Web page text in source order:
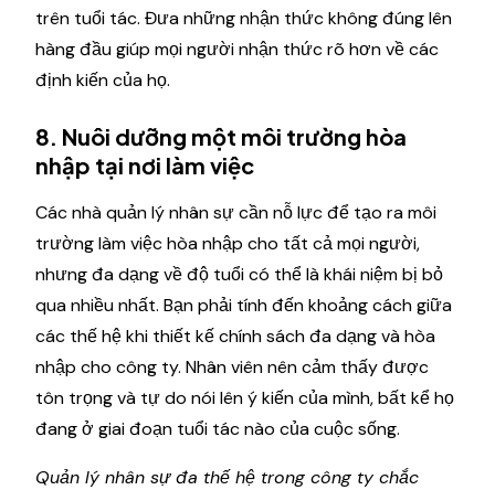
trên tuổi tác. Đưa những nhận thức không đúng lên
hàng đầu giúp mọi người nhận thức rõ hơn về các
định kiến của họ.
8. Nuôi dưỡng một môi trường hòa
nhập tại nơi làm việc
Các nhà quản lý nhân sự cần nỗ lực để tạo ra môi
trường làm việc hòa nhập cho tất cả mọi người,
nhưng đa dạng về độ tuổi có thể là khái niệm bị bỏ
qua nhiều nhất. Bạn phải tính đến khoảng cách giữa
các thế hệ khi thiết kế chính sách đa dạng và hòa
nhập cho công ty. Nhân viên nên cảm thấy được
tôn trọng và tự do nói lên ý kiến ​​của mình, bất kể họ
đang ở giai đoạn tuổi tác nào của cuộc sống.
Quản lý nhân sự đa thế hệ trong công ty chắc